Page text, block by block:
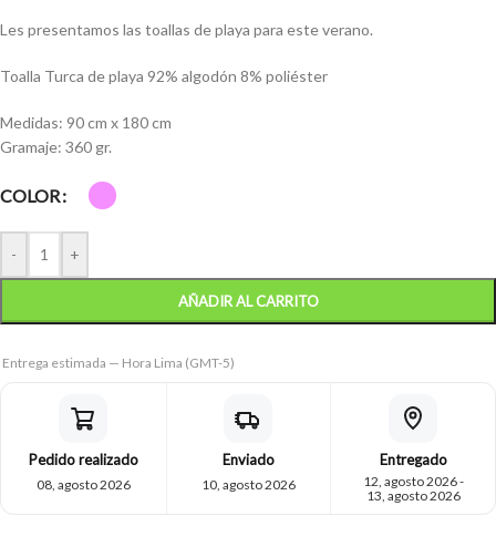
Les presentamos las toallas de playa para este verano.
Toalla Turca de playa 92% algodón 8% poliéster
Medidas: 90 cm x 180 cm
Gramaje: 360 gr.
COLOR
- +
AÑADIR AL CARRITO
Entrega estimada — Hora Lima (GMT-5)
Pedido realizado
08, agosto 2026
Enviado
10, agosto 2026
Entregado
12, agosto 2026 -
13, agosto 2026